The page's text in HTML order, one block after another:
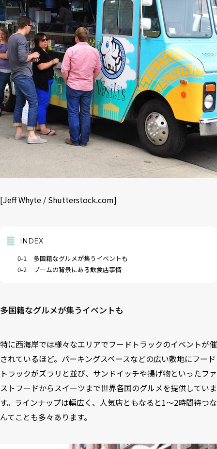
[Jeff Whyte / Shutterstock.com]
INDEX
0-1
多国籍なグルメが集うイベントも
0-2
ブームの背景にある飲食店事情
多国籍なグルメが集うイベントも
特に西海岸では様々なエリアでフードトラックのイベントが催
されているほど。パーキングスペースなどの広い敷地にフード
トラックがズラリと並び、サンドイッチや揚げ物といったファ
ストフードからスイーツまで世界各国のグルメを提供していま
す。ラインナップは幅広く、人気店ともなると1〜2時間待つな
んてことも多々あります。